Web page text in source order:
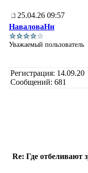
25.04.26 09:57
НаваловаНн
Уважаемый пользователь
Регистрация: 14.09.20
Сообщений: 681
Re: Где отбеливают